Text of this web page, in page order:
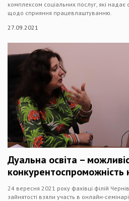
комплексом соціальних послуг, які надає
щодо сприяння працевлаштуванню.
27.09.2021
Дуальна освіта –
конкурентоспроможність
24 вересня 2021 року фахівці філій
зайнятості взяли участь в онлайн-